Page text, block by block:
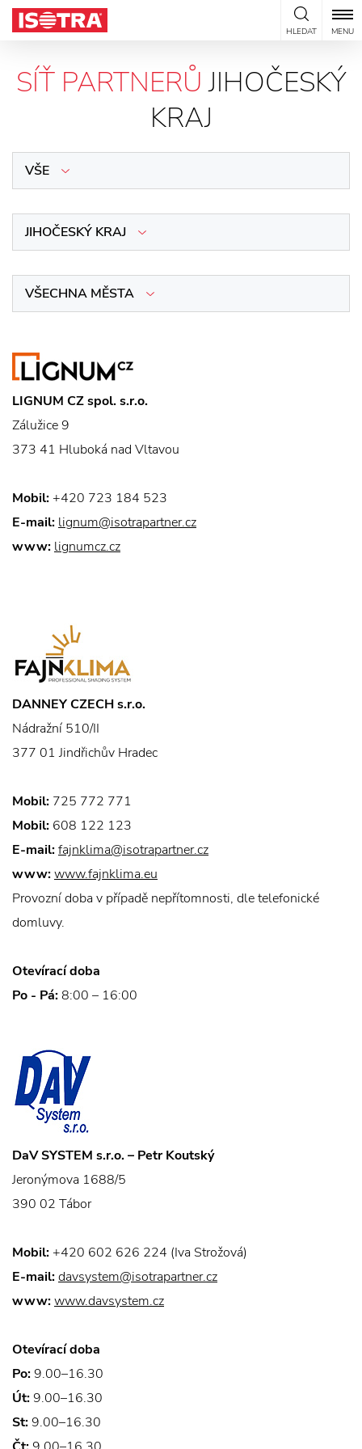
Přeskočit na obsah
HLEDAT MENU
SÍŤ PARTNERŮJIHOČESKÝ
KRAJ
VŠE
JIHOČESKÝ KRAJ
VŠECHNA MĚSTA
LIGNUM CZ spol. s.r.o.
Zálužice 9
373 41 Hluboká nad Vltavou
Mobil: +420 723 184 523
E-mail: lignum@isotrapartner.cz
www: lignumcz.cz
DANNEY CZECH s.r.o.
Nádražní 510/II
377 01 Jindřichův Hradec
Mobil: 725 772 771
Mobil: 608 122 123
E-mail:fajnklima@isotrapartner.cz
www:www.fajnklima.eu
Provozní doba v případě nepřítomnosti, dle telefonické
domluvy.
Otevírací doba
Po - Pá:8:00 – 16:00
DaV SYSTEM s.r.o. – Petr Koutský
Jeronýmova 1688/5
390 02 Tábor
Mobil: +420 602 626 224 (Iva Strožová)
E-mail:davsystem@isotrapartner.cz
www:www.davsystem.cz
Otevírací doba
Po: 9.00–16.30
Út: 9.00–16.30
St: 9.00–16.30